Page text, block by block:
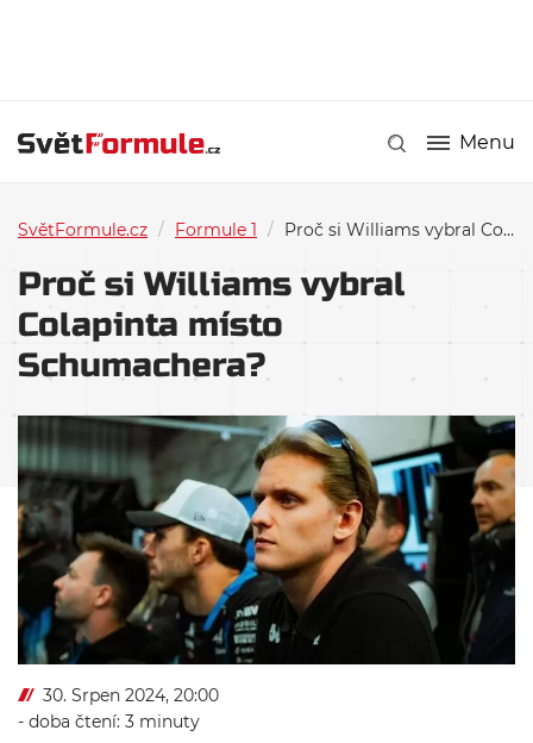
Menu
SvětFormule.cz / Formule 1 / Proč si Williams vybral Colapinta místo Schumachera?
Proč si Williams vybral
Colapinta místo
Schumachera?
30. Srpen 2024, 20:00
- doba čtení: 3 minuty